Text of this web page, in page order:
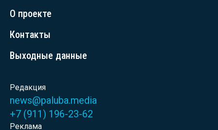
О проекте
Контакты
Выходные данные
Редакция
news@paluba.media
+7 (911) 196-23-62
Реклама